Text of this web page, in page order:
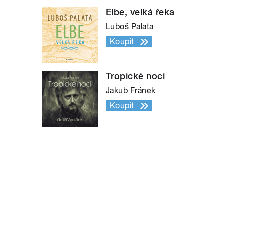
Elbe, velká řeka
Luboš Palata
Koupit
Tropické noci
Jakub Fránek
Koupit